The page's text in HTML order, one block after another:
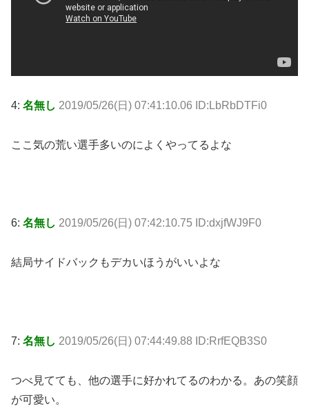
4: 名無し 2019/05/26(日) 07:41:10.06 ID:LbRbDTFi0
ここ気の荒い選手多いのによくやってるよな
6: 名無し 2019/05/26(日) 07:42:10.75 ID:dxjfWJ9F0
結局サイドバックもデカいほうがいいよな
7: 名無し 2019/05/26(日) 07:44:49.88 ID:RrfEQB3S0
つべ見てても、他の選手に好かれてるのわかる。あの笑顔
が可愛い。